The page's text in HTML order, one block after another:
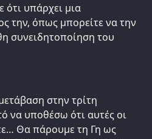
ότι υπάρχει μια
την, όπως μπορείτε να την
συνειδητοποίηση του
στην τρίτη
να υποθέσω ότι αυτές οι
Θα πάρουμε τη Γη ως